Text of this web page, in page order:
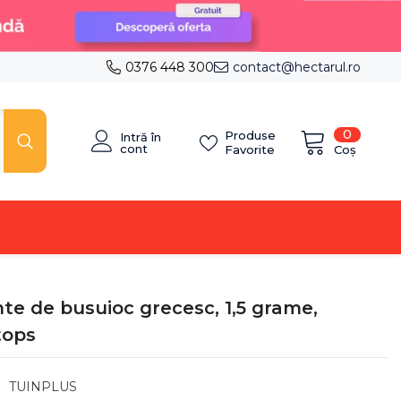
0376 448 300 contact@hectarul.ro
0 0
articole
Coș
Produse
Favorite
Intră în
cont
de busuioc grecesc, 1,5 grame,
TUINPLUS